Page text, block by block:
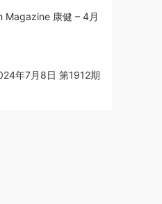
Magazine 康健 – 4月
年7月8日 第1912期